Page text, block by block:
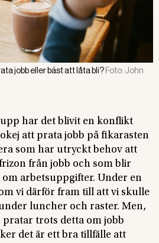
jobb eller bäst att låta bli? Foto: John
har det blivit en konflikt
att prata jobb på fikarasten
som har utryckt behov att
från jobb och som blir
om arbetsuppgifter. Under en
vi därför fram till att vi skulle
luncher och raster. Men,
trots detta om jobb
det är ett bra tillfälle att